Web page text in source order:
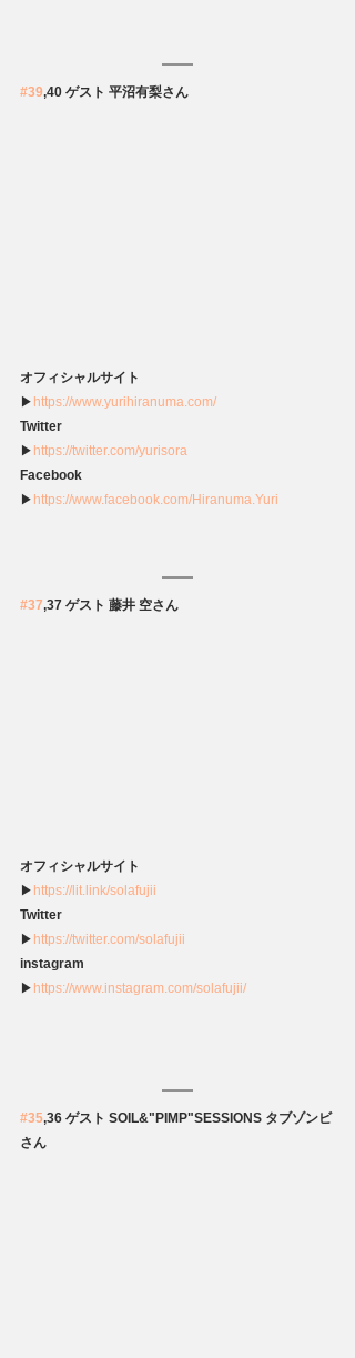
#39,40 ゲスト 平沼有梨さん
オフィシャルサイト
▶ https://www.yurihiranuma.com/
Twitter
▶ https://twitter.com/yurisora
Facebook
▶ https://www.facebook.com/Hiranuma.Yuri
#37,37 ゲスト 藤井 空さん
オフィシャルサイト
▶ https://lit.link/solafujii
Twitter
▶ https://twitter.com/solafujii
instagram
▶ https://www.instagram.com/solafujii/
#35,36 ゲスト SOIL&"PIMP"SESSIONS タブゾンビ
さん